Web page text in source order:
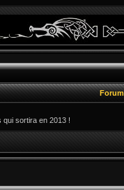
qui sortira en 2013 !